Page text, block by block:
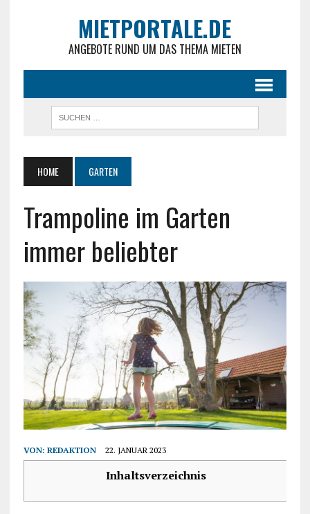
MIETPORTALE.DE
ANGEBOTE RUND UM DAS THEMA MIETEN
HOME GARTEN
Trampoline im Garten
immer beliebter
VON: REDAKTION 22. JANUAR 2023
Inhaltsverzeichnis